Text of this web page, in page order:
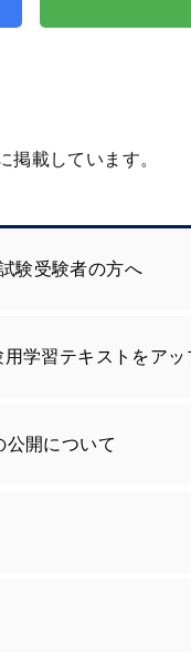
載しています。
験受験者の方へ
学習テキストをアッ
公開について